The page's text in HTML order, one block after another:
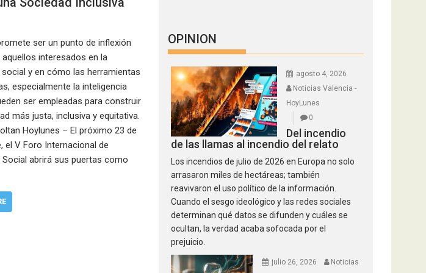
ser un punto de inflexión
interesados en la
y en cómo las herramientas
especialmente la inteligencia
ser empleadas para construir
más justa, inclusiva y equitativa.
Hoylunes – El próximo 23 de
el V Foro Internacional de
Social abrirá sus puertas como
OPINION
agosto 4, 2026
Noticias Valencia -
HoyLunes
0
Del incendio
de las llamas al incendio del relato
Los incendios de julio de 2026 en Europa no solo
arrasaron miles de hectáreas; también
reavivaron el uso político de la información.
Cuando el sesgo ideológico y las redes sociales
determinan qué datos se difunden y cuáles se
ocultan, la verdad acaba sofocada por el
prejuicio.
julio 26, 2026
Noticias